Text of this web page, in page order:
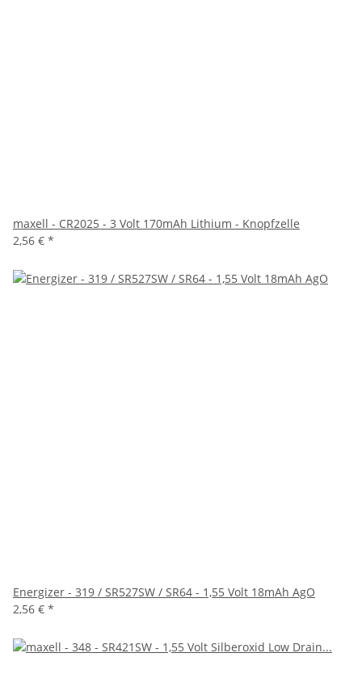
maxell - CR2025 - 3 Volt 170mAh Lithium - Knopfzelle
2,56 € *
Energizer - 319 / SR527SW / SR64 - 1,55 Volt 18mAh AgO
2,56 € *